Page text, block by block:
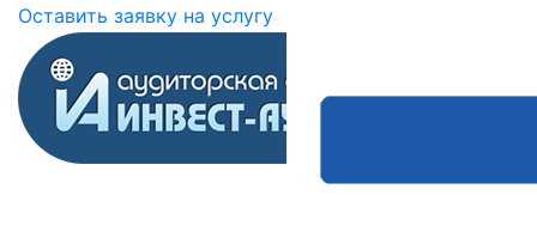
Оставить заявку на услугу